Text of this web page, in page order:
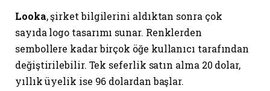
Looka, şirket bilgilerini aldıktan sonra çok
sayıda logo tasarımı sunar. Renklerden
sembollere kadar birçok öğe kullanıcı tarafından
değiştirilebilir. Tek seferlik satın alma 20 dolar,
yıllık üyelik ise 96 dolardan başlar.